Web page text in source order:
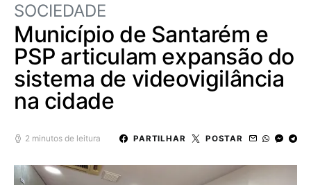
SOCIEDADE
Município de Santarém e
PSP articulam expansão do
sistema de videovigilância
na cidade
2 minutos de leitura PARTILHAR POSTAR